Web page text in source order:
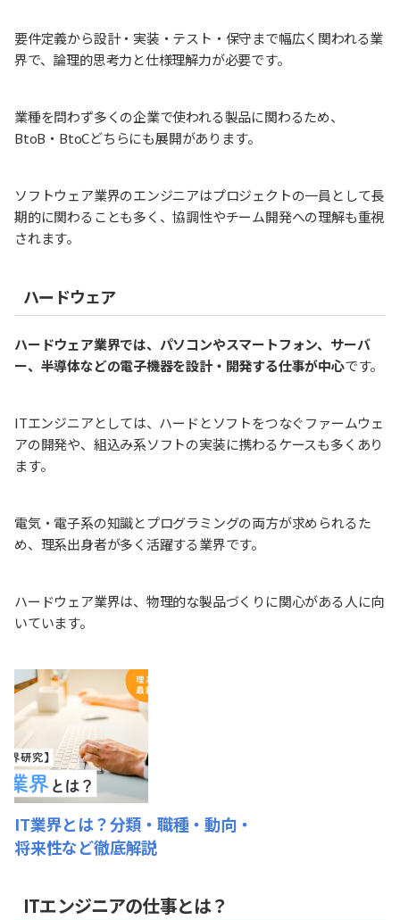
要件定義から設計・実装・テスト・保守まで幅広く関われる業
界で、論理的思考力と仕様理解力が必要です。
業種を問わず多くの企業で使われる製品に関わるため、
BtoB・BtoCどちらにも展開があります。
ソフトウェア業界のエンジニアはプロジェクトの一員として長
期的に関わることも多く、協調性やチーム開発への理解も重視
されます。
ハードウェア
ハードウェア業界では、パソコンやスマートフォン、サーバ
ー、半導体などの電子機器を設計・開発する仕事が中心です。
ITエンジニアとしては、ハードとソフトをつなぐファームウェ
アの開発や、組込み系ソフトの実装に携わるケースも多くあり
ます。
電気・電子系の知識とプログラミングの両方が求められるた
め、理系出身者が多く活躍する業界です。
ハードウェア業界は、物理的な製品づくりに関心がある人に向
いています。
IT業界とは？分類・職種・動向・
将来性など徹底解説
ITエンジニアの仕事とは？